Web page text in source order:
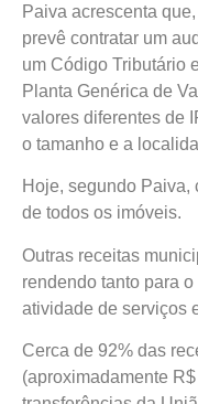
Paiva acrescenta
prevê contratar um
um Código Tributário
Planta Genérica de
valores diferentes de
o tamanho e a
Hoje, segundo Paiva,
de todos os imóveis.
Outras receitas
rendendo tanto para
atividade de serviços
Cerca de 92% das
(aproximadamente